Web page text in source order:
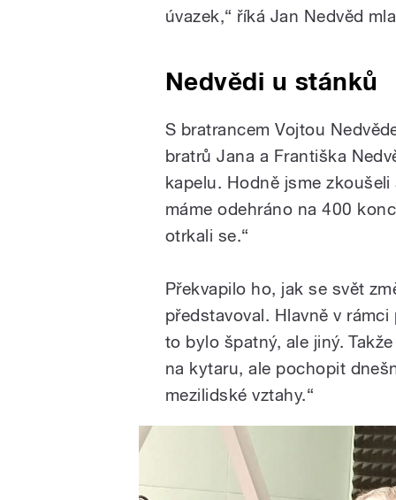
úvazek,“ říká Jan Nedvěd
Nedvědi u stánků
S bratrancem Vojtou
bratrů Jana a Františka
kapelu. Hodně jsme
máme odehráno na 400
otrkali se.“
Překvapilo ho, jak se svět
představoval. Hlavně v
to bylo špatný, ale jiný.
na kytaru, ale pochopit
mezilidské vztahy.“